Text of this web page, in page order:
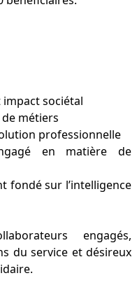
sociétal
métiers
professionnelle
en matière de
fondé sur l’intelligence
engagés,
du service et désireux